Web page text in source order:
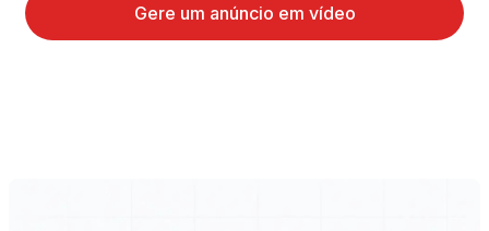
Gere um anúncio em vídeo